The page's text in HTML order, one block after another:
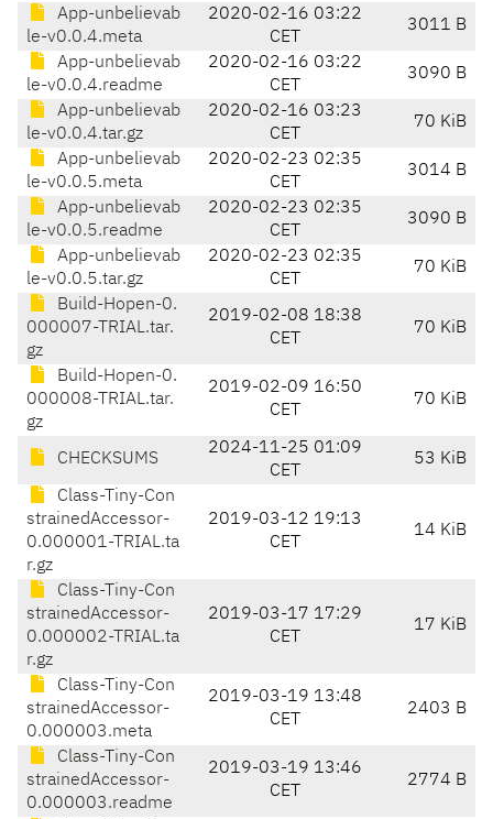
App-unbelievab
le-v0.0.4.meta
2020-02-16 03:22
CET
3011 B
App-unbelievab
le-v0.0.4.readme
2020-02-16 03:22
CET
3090 B
App-unbelievab
le-v0.0.4.tar.gz
2020-02-16 03:23
CET
70 KiB
App-unbelievab
le-v0.0.5.meta
2020-02-23 02:35
CET
3014 B
App-unbelievab
le-v0.0.5.readme
2020-02-23 02:35
CET
3090 B
App-unbelievab
le-v0.0.5.tar.gz
2020-02-23 02:35
CET
70 KiB
Build-Hopen-0.
000007-TRIAL.tar.
gz
2019-02-08 18:38
CET
70 KiB
Build-Hopen-0.
000008-TRIAL.tar.
gz
2019-02-09 16:50
CET
70 KiB
CHECKSUMS
2024-11-25 01:09
CET
53 KiB
Class-Tiny-Con
strainedAccessor-
0.000001-TRIAL.ta
r.gz
2019-03-12 19:13
CET
14 KiB
Class-Tiny-Con
strainedAccessor-
0.000002-TRIAL.ta
r.gz
2019-03-17 17:29
CET
17 KiB
Class-Tiny-Con
strainedAccessor-
0.000003.meta
2019-03-19 13:48
CET
2403 B
Class-Tiny-Con
strainedAccessor-
0.000003.readme
2019-03-19 13:46
CET
2774 B